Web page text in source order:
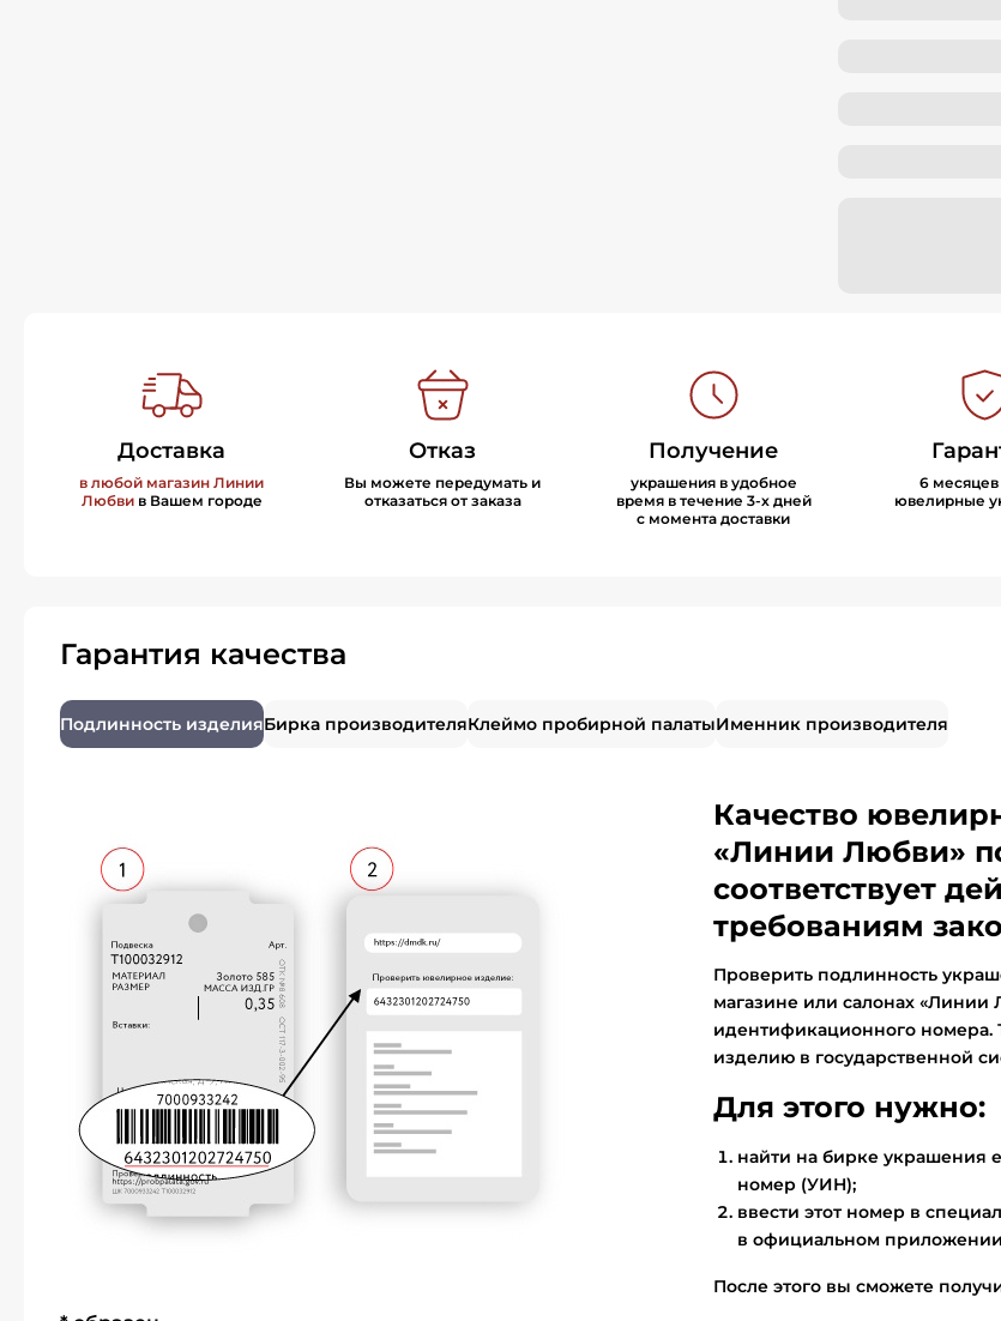
Доставка
в любой магазин Линии
Любвив Вашем городе
Отказ
Вы можете передумать и
отказаться от заказа
Получение
украшения в удобное
время в течение 3-х дней
с момента доставки
6 месяцев
ювелирные
Гарантия качества
Подлинность изделияБирка производителяКлеймо пробирной палатыИменник производителя
Качество
«Линии Любви»
соответствует
требованиям
Проверить подлинность
магазине или салонах
идентификационного номера.
изделию в государственной
Для этого нужно:
найти на бирке украшения
номер (УИН);
ввести этот номер в
в официальном
После этого вы сможете